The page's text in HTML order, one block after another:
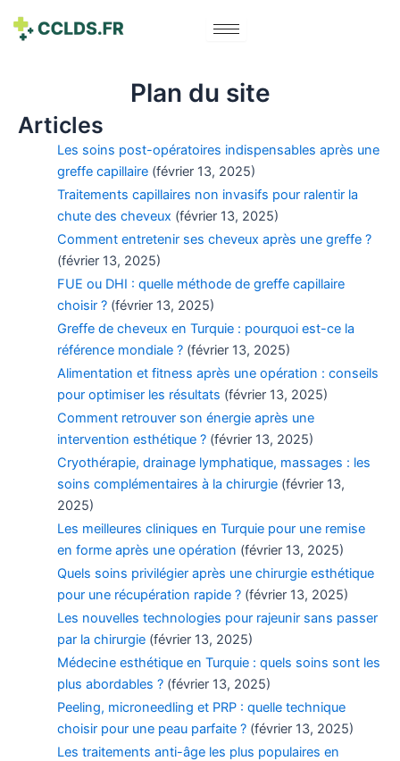
Plan du site
Articles
Les soins post-opératoires indispensables après une
greffe capillaire (février 13, 2025)
Traitements capillaires non invasifs pour ralentir la
chute des cheveux (février 13, 2025)
Comment entretenir ses cheveux après une greffe ?
(février 13, 2025)
FUE ou DHI : quelle méthode de greffe capillaire
choisir ? (février 13, 2025)
Greffe de cheveux en Turquie : pourquoi est-ce la
référence mondiale ? (février 13, 2025)
Alimentation et fitness après une opération : conseils
pour optimiser les résultats (février 13, 2025)
Comment retrouver son énergie après une
intervention esthétique ? (février 13, 2025)
Cryothérapie, drainage lymphatique, massages : les
soins complémentaires à la chirurgie (février 13,
2025)
Les meilleures cliniques en Turquie pour une remise
en forme après une opération (février 13, 2025)
Quels soins privilégier après une chirurgie esthétique
pour une récupération rapide ? (février 13, 2025)
Les nouvelles technologies pour rajeunir sans passer
par la chirurgie (février 13, 2025)
Médecine esthétique en Turquie : quels soins sont les
plus abordables ? (février 13, 2025)
Peeling, microneedling et PRP : quelle technique
choisir pour une peau parfaite ? (février 13, 2025)
Les traitements anti-âge les plus populaires en